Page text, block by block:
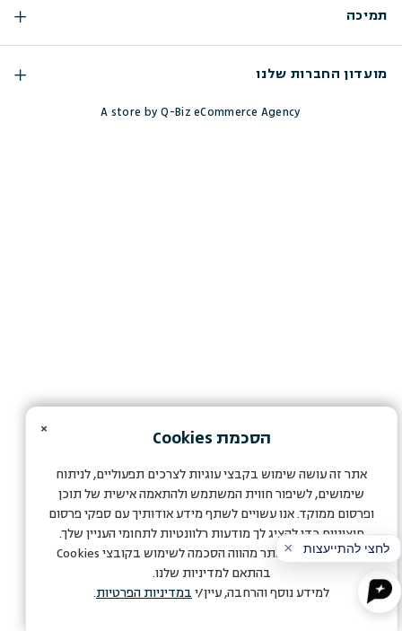
תמיכה
מועדון החברות שלנו
A store by Q-Biz eCommerce Agency
× הסכמת Cookies
אתר זה עושה שימוש בקבצי עוגיות לצרכים תפעוליים, לניתוח
שימושים, לשיפור חווית המשתמש ולהתאמה אישית של תוכן
ופרסום ממוקד. אנו עשויים לשתף מידע אודותיך עם ספקי פרסום
חיצוניים כדי להציג לך מודעות רלוונטיות לתחומי העניין שלך.
המשך הגלישה באתר מהווה הסכמה לשימוש בקובצי Cookies
בהתאם למדיניות שלנו.
למידע נוסף והרחבה, עיין/י במדיניות הפרטיות.